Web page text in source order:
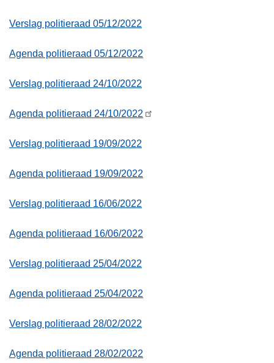
Verslag politieraad 05/12/2022
Agenda politieraad 05/12/2022
Verslag politieraad 24/10/2022
Agenda politieraad 24/10/2022
Verslag politieraad 19/09/2022
Agenda politieraad 19/09/2022
Verslag politieraad 16/06/2022
Agenda politieraad 16/06/2022
Verslag politieraad 25/04/2022
Agenda politieraad 25/04/2022
Verslag politieraad 28/02/2022
Agenda politieraad 28/02/2022